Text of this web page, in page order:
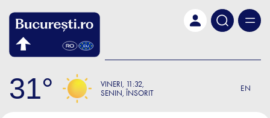
31 VINERI 11:32
SENIN, ÎNSORIT
EN